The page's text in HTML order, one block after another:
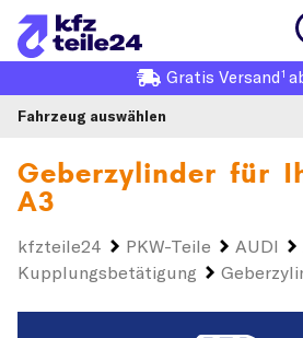
Gratis Versand1
Fahrzeug auswählen
Geberzylinder für
A3
kfzteile24 PKW-Teile AUDI
Kupplungsbetätigung